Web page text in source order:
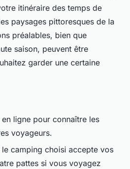
itinéraire des temps de
paysages pittoresques de la
préalables, bien que
saison, peuvent être
garder une certaine
ligne pour connaître les
voyageurs.
camping choisi accepte vos
pattes si vous voyagez